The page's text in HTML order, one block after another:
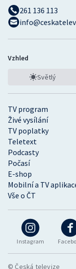
Instagram
TV program
Živé vysílání
TV poplatky
Teletext
Podcasty
Počasí
E-shop
Mobilní a TV
Vše o ČT
261 136 113
Vzhled
Světlý
© Česká televize